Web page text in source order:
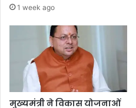
1 week ago
मुख्यमंत्री ने विकास योजनाओं